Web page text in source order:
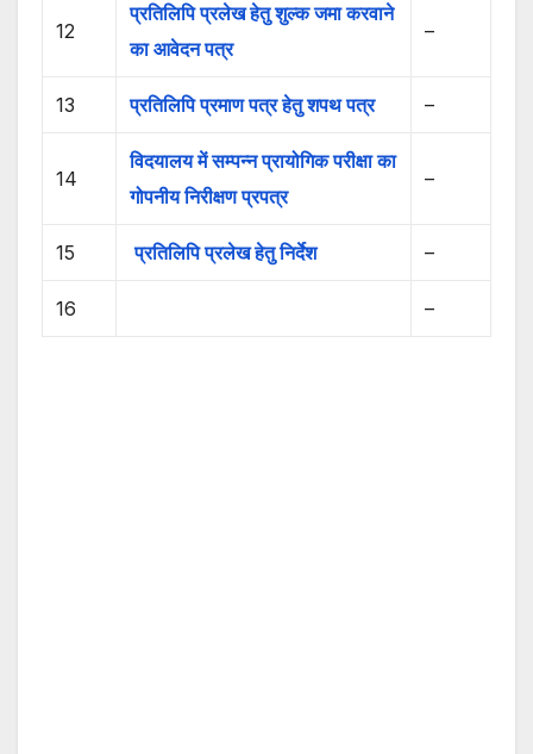
12
प्रतिलिपि प्रलेख हेतु शुल्‍क जमा करवाने
का आवेदन पत्र
–
13 प्रतिलिपि प्रमाण पत्र हेतु शपथ पत्र –
14
विदयालय में सम्‍पन्‍न प्रायोगिक परीक्षा का
गोपनीय निरीक्षण प्रपत्र
–
15 प्रतिलिपि प्रलेख हेतु निर्देश –
16 –